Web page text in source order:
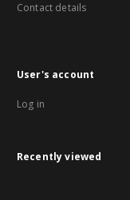
Contact details
User's account
Log in
Recently viewed